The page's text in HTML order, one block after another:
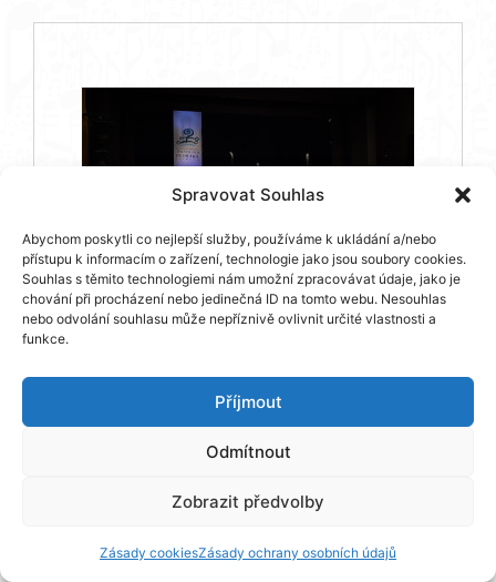
Spravovat Souhlas
Abychom poskytli co nejlepší služby, používáme k ukládání a/nebo
přístupu k informacím o zařízení, technologie jako jsou soubory cookies.
Souhlas s těmito technologiemi nám umožní zpracovávat údaje, jako je
chování při procházení nebo jedinečná ID na tomto webu. Nesouhlas
nebo odvolání souhlasu může nepříznivě ovlivnit určité vlastnosti a
funkce.
Příjmout
Odmítnout
Zobrazit předvolby
Zásady cookiesZásady ochrany osobních údajů
ZAHÁJENÍ HF – WIENER
CONCERT–VEREIN
Příbram Jan Konvalinka a radní pro
Švenda, kteří spolu s ředitelkou Albínou